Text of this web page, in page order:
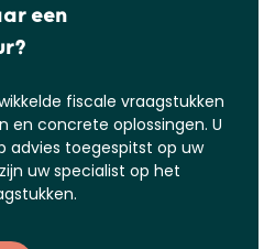
een
fiscale vraagstukken
en concrete oplossingen. U
advies toegespitst op uw
uw specialist op het